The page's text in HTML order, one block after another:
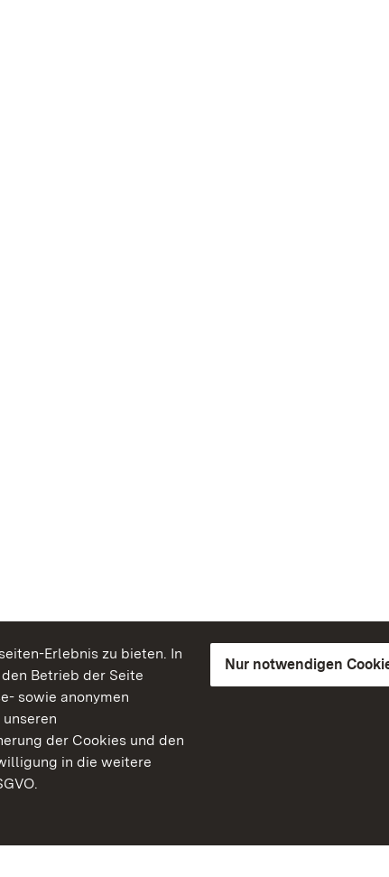
Erlebnis zu bieten. In
Betrieb der Seite
sowie anonymen
der Cookies und den
in die weitere
Nur notwendigen